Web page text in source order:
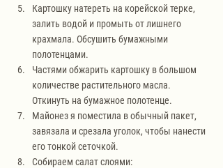
Картошку натереть на корейской терке,
залить водой и промыть от лишнего
крахмала. Обсушить бумажными
полотенцами.
Частями обжарить картошку в большом
количестве растительного масла.
Откинуть на бумажное полотенце.
Майонез я поместила в обычный пакет,
завязала и срезала уголок, чтобы нанести
его тонкой сеточкой.
Собираем салат слоями: